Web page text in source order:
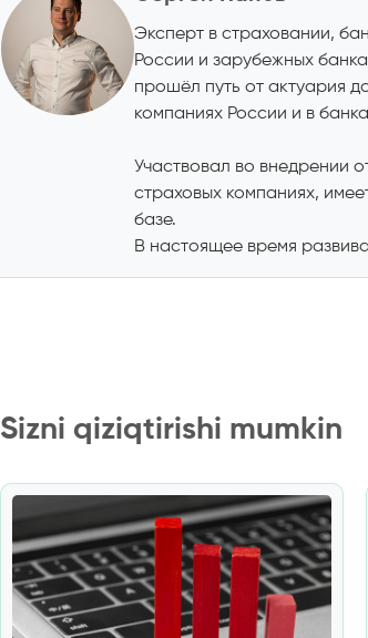
Эксперт в страховании,
России и зарубежных
прошёл путь от актуария
компаниях России и в
Участвовал во внедрении
страховых компаниях,
базе.
В настоящее время
Sizni qiziqtirishi mumkin